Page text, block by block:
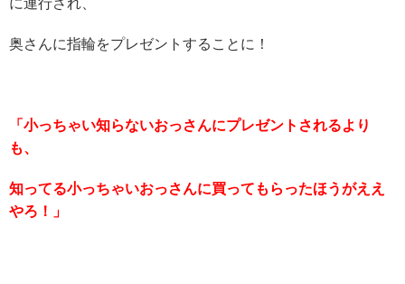
に連行され、
奥さんに指輪をプレゼントすることに！
「小っちゃい知らないおっさんにプレゼントされるより
も、
知ってる小っちゃいおっさんに買ってもらったほうがええ
やろ！」